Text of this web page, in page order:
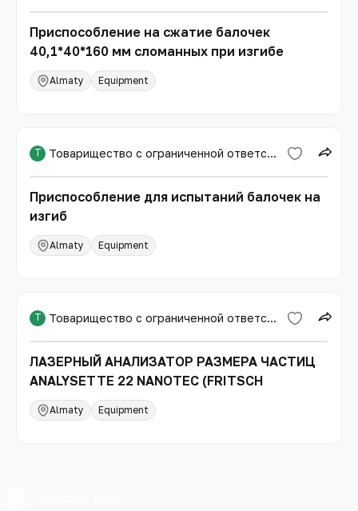
Приспособление на сжатие балочек
40,1*40*160 мм сломанных при изгибе
Almaty Equipment
Т Товарищество с ограниченной ответственностью «Международная образовательная корпорация»
Приспособление для испытаний балочек на
изгиб
Almaty Equipment
Т Товарищество с ограниченной ответственностью «Международная образовательная корпорация»
ЛАЗЕРНЫЙ АНАЛИЗАТОР РАЗМЕРА ЧАСТИЦ
ANALYSETTE 22 NANOTEC (FRITSCH
Almaty Equipment